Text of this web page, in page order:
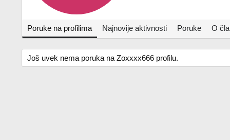
Poruke na profilima Najnovije aktivnosti Poruke O
Još uvek nema poruka na Zoxxxx666 profilu.